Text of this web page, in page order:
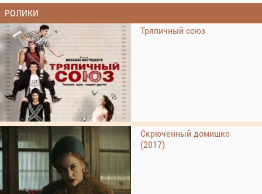
РОЛИКИ
Тряпичный союз
Скрюченный домишко
(2017)